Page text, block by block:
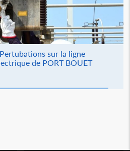
sur la ligne
de PORT BOUET